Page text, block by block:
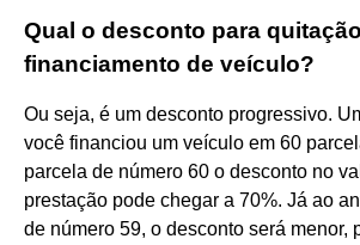
Qual o desconto para
financiamento de veículo?
Ou seja, é um desconto progressivo.
você financiou um veículo em 60
parcela de número 60 o desconto no
prestação pode chegar a 70%. Já ao
de número 59, o desconto será menor,